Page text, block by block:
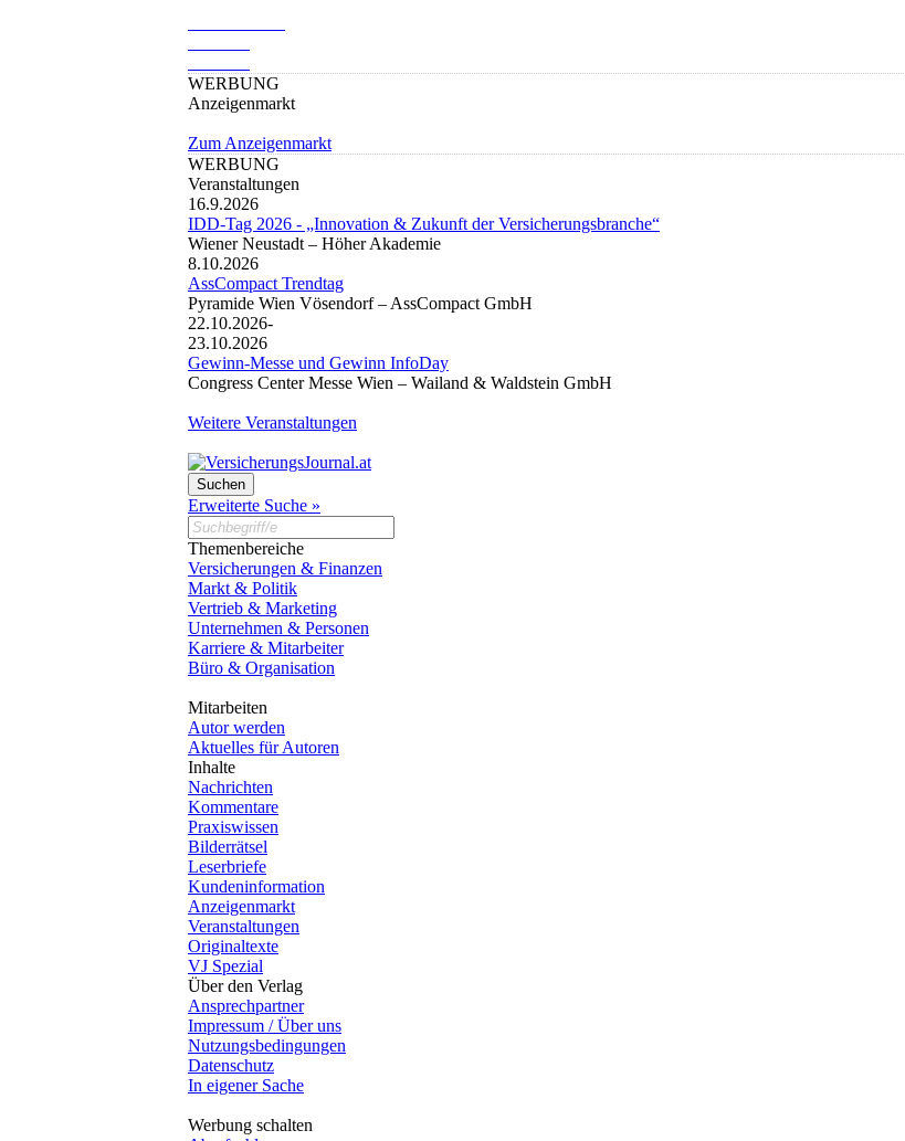
WERBUNG
Anzeigenmarkt
Zum Anzeigenmarkt
WERBUNG
Veranstaltungen
16.9.2026
IDD-Tag 2026 - „Innovation & Zukunft der Versicherungsbranche“
Wiener Neustadt – Höher Akademie
8.10.2026
AssCompact Trendtag
Pyramide Wien Vösendorf – AssCompact GmbH
22.10.2026-
23.10.2026
Gewinn-Messe und Gewinn InfoDay
Congress Center Messe Wien – Wailand & Waldstein GmbH
Weitere Veranstaltungen
Erweiterte Suche »
Themenbereiche
Versicherungen & Finanzen
Markt & Politik
Vertrieb & Marketing
Unternehmen & Personen
Karriere & Mitarbeiter
Büro & Organisation
Mitarbeiten
Autor werden
Aktuelles für Autoren
Inhalte
Nachrichten
Kommentare
Praxiswissen
Bilderrätsel
Leserbriefe
Kundeninformation
Anzeigenmarkt
Veranstaltungen
Originaltexte
VJ Spezial
Über den Verlag
Ansprechpartner
Impressum / Über uns
Nutzungsbedingungen
Datenschutz
In eigener Sache
Werbung schalten